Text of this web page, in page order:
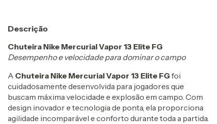
Descrição
Chuteira Nike Mercurial Vapor 13 Elite FG
Desempenho e velocidade para dominar o campo
A Chuteira Nike Mercurial Vapor 13 Elite FG foi
cuidadosamente desenvolvida para jogadores que
buscam máxima velocidade e explosão em campo. Com
design inovador e tecnologia de ponta, ela proporciona
agilidade incomparável e conforto durante toda a partida.